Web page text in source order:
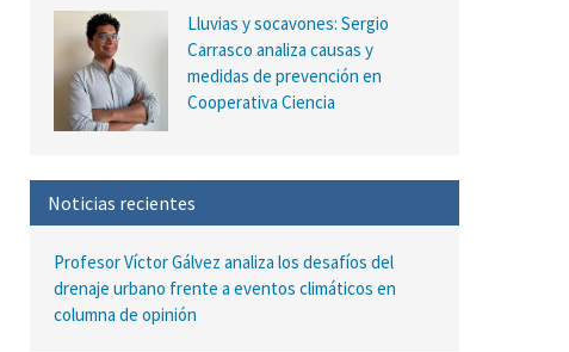
Lluvias y socavones: Sergio
Carrasco analiza causas y
medidas de prevención en
Cooperativa Ciencia
Noticias recientes
Profesor Víctor Gálvez analiza los desafíos del
drenaje urbano frente a eventos climáticos en
columna de opinión